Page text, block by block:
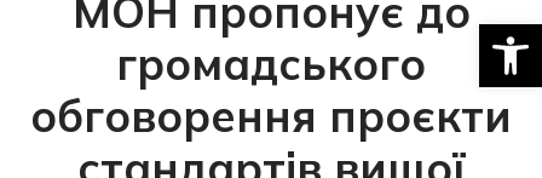
МОН пропонує до
громадського
обговорення проєкти